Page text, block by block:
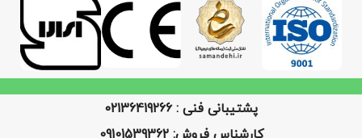
پشتیبانی فنی : 02136419266
کارشناس فروش: 09101539362